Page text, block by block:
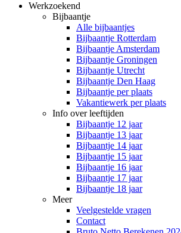
Werkzoekend
Bijbaantje
Alle bijbaantjes
Bijbaantje Rotterdam
Bijbaantje Amsterdam
Bijbaantje Groningen
Bijbaantje Utrecht
Bijbaantje Den Haag
Bijbaantje per plaats
Vakantiewerk per plaats
Info over leeftijden
Bijbaantje 12 jaar
Bijbaantje 13 jaar
Bijbaantje 14 jaar
Bijbaantje 15 jaar
Bijbaantje 16 jaar
Bijbaantje 17 jaar
Bijbaantje 18 jaar
Meer
Veelgestelde vragen
Contact